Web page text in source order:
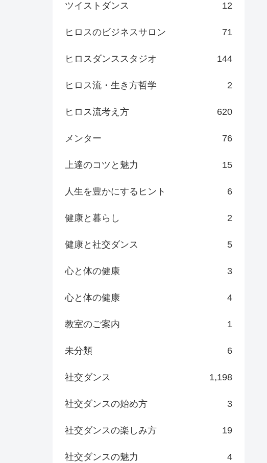
ツイストダンス 12
ヒロスのビジネスサロン 71
ヒロスダンススタジオ 144
ヒロス流・生き方哲学 2
ヒロス流考え方 620
メンター 76
上達のコツと魅力 15
人生を豊かにするヒント 6
健康と暮らし 2
健康と社交ダンス 5
心と体の健康 3
心と体の健康 4
教室のご案内 1
未分類 6
社交ダンス 1,198
社交ダンスの始め方 3
社交ダンスの楽しみ方 19
社交ダンスの魅力 4